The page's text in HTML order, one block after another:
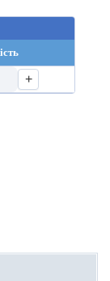
+